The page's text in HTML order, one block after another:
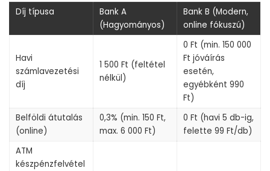
Díj típusa
Bank A
(Hagyományos)
Bank B (Modern,
online fókuszú)
Havi
számlavezetési
díj
1 500 Ft (feltétel
nélkül)
0 Ft (min. 150 000
Ft jóváírás
esetén,
egyébként 990
Ft)
Belföldi átutalás
(online)
0,3% (min. 150 Ft,
max. 6 000 Ft)
0 Ft (havi 5 db-ig,
felette 99 Ft/db)
ATM
készpénzfelvétel